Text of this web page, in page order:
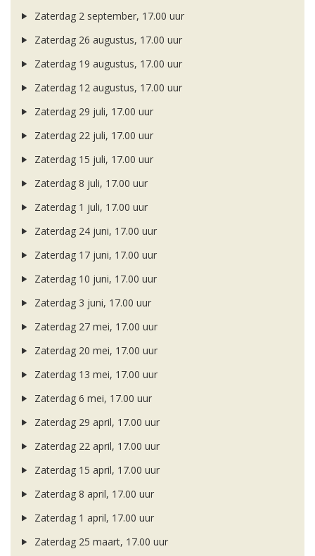
Zaterdag 2 september, 17.00 uur
Zaterdag 26 augustus, 17.00 uur
Zaterdag 19 augustus, 17.00 uur
Zaterdag 12 augustus, 17.00 uur
Zaterdag 29 juli, 17.00 uur
Zaterdag 22 juli, 17.00 uur
Zaterdag 15 juli, 17.00 uur
Zaterdag 8 juli, 17.00 uur
Zaterdag 1 juli, 17.00 uur
Zaterdag 24 juni, 17.00 uur
Zaterdag 17 juni, 17.00 uur
Zaterdag 10 juni, 17.00 uur
Zaterdag 3 juni, 17.00 uur
Zaterdag 27 mei, 17.00 uur
Zaterdag 20 mei, 17.00 uur
Zaterdag 13 mei, 17.00 uur
Zaterdag 6 mei, 17.00 uur
Zaterdag 29 april, 17.00 uur
Zaterdag 22 april, 17.00 uur
Zaterdag 15 april, 17.00 uur
Zaterdag 8 april, 17.00 uur
Zaterdag 1 april, 17.00 uur
Zaterdag 25 maart, 17.00 uur